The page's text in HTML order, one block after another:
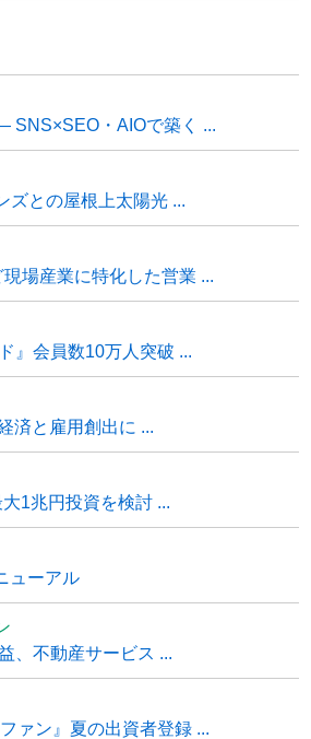
SNS×SEO・AIOで築く ...
ズとの屋根上太陽光 ...
場産業に特化した営業 ...
』会員数10万人突破 ...
済と雇用創出に ...
1兆円投資を検討 ...
ューアル
、不動産サービス ...
ァン』夏の出資者登録 ...